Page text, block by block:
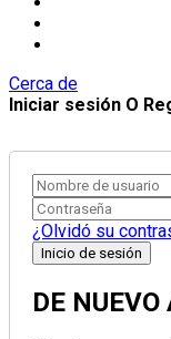
Cerca de
Iniciar sesión O
¿Olvidó su
DE NUEVO